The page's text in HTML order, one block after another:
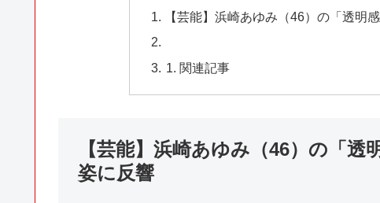
【芸能】浜崎あゆみ（46）の「透
関連記事
【芸能】浜崎あゆみ（46）の「
姿に反響